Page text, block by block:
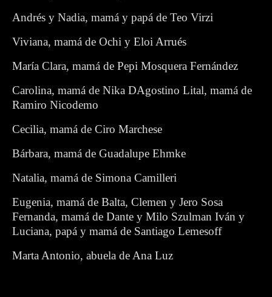
Andrés y Nadia, mamá y papá de Teo Virzi
Viviana, mamá de Ochi y Eloi Arrués
María Clara, mamá de Pepi Mosquera Fernández
Carolina, mamá de Nika DAgostino Lital, mamá de
Ramiro Nicodemo
Cecilia, mamá de Ciro Marchese
Bárbara, mamá de Guadalupe Ehmke
Natalia, mamá de Simona Camilleri
Eugenia, mamá de Balta, Clemen y Jero Sosa
Fernanda, mamá de Dante y Milo Szulman Iván y
Luciana, papá y mamá de Santiago Lemesoff
Marta Antonio, abuela de Ana Luz